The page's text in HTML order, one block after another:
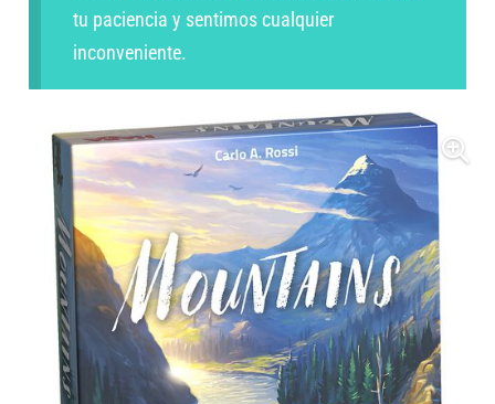
tu paciencia y sentimos cualquier
inconveniente.